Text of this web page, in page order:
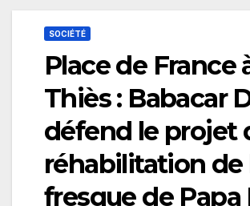
SOCIÉTÉ
Place de France
Thiès : Babacar
défend le projet
réhabilitation de
fresque de Papa